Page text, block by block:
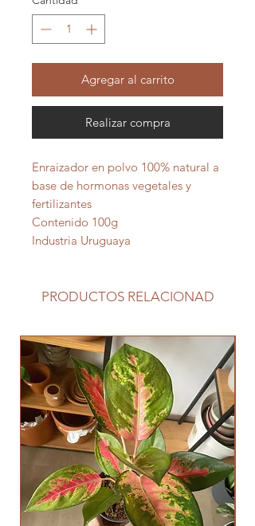
Agregar al carrito
Realizar compra
Enraizador en polvo 100% natural a
base de hormonas vegetales y
fertilizantes
Contenido 100g
Industria Uruguaya
PRODUCTOS RELACIONAD